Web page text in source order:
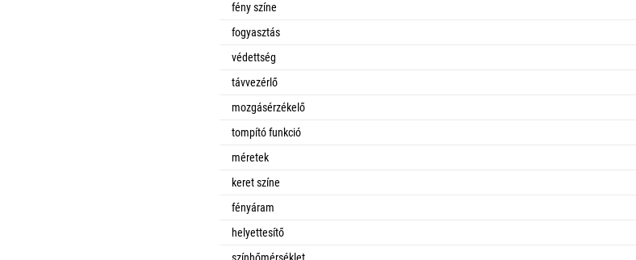
fény színe
fogyasztás
védettség
távvezérlő
mozgásérzékelő
tompító funkció
méretek
keret színe
fényáram
helyettesítő